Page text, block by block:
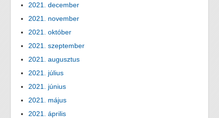
2021. december
2021. november
2021. október
2021. szeptember
2021. augusztus
2021. július
2021. június
2021. május
2021. április